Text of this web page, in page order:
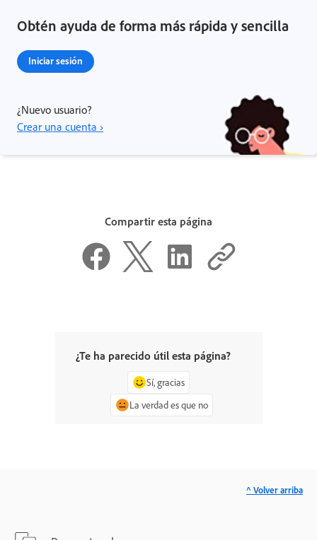
Obtén ayuda de forma más rápida y sencilla
Iniciar sesión
¿Nuevo usuario?
Crear una cuenta ›
Compartir esta página
¿Te ha parecido útil esta página?
Sí, gracias
La verdad es que no
^ Volver arriba